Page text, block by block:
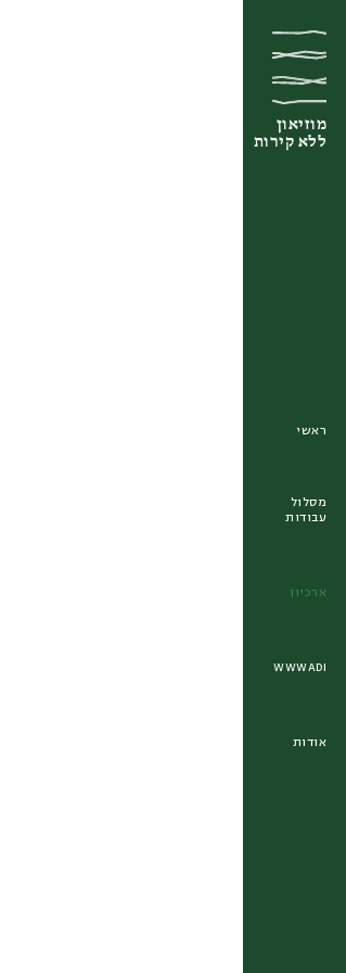
מוזיאון
ללא קירות
מוזיאון
ללא קירות
מוזיאון
ללא קירות
ראשי
מסלול
עבודות
ארכיון
WWWADI
אודות